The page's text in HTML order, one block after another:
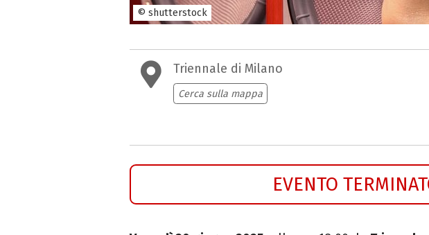
© shutterstock
Triennale di Milano
Cerca sulla mappa
EVENTO